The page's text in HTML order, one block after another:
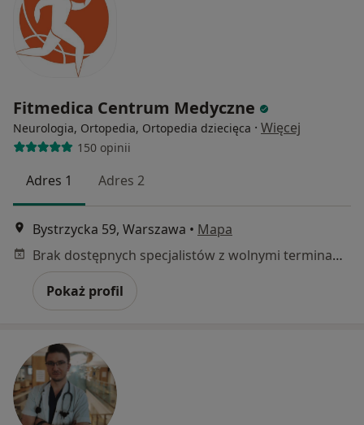
Fitmedica Centrum Medyczne
Neurologia, Ortopedia, Ortopedia dziecięca · Więcej
150 opinii
Adres 1 Adres 2
Bystrzycka 59, Warszawa • Mapa
Brak dostępnych specjalistów z wolnymi terminami w tym centrum medycznym.
Pokaż profil